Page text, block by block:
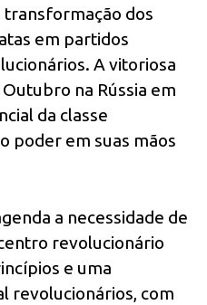
transformação dos
em partidos
A vitoriosa
na Rússia em
da classe
poder em suas mãos
a necessidade de
revolucionário
e uma
revolucionários, com